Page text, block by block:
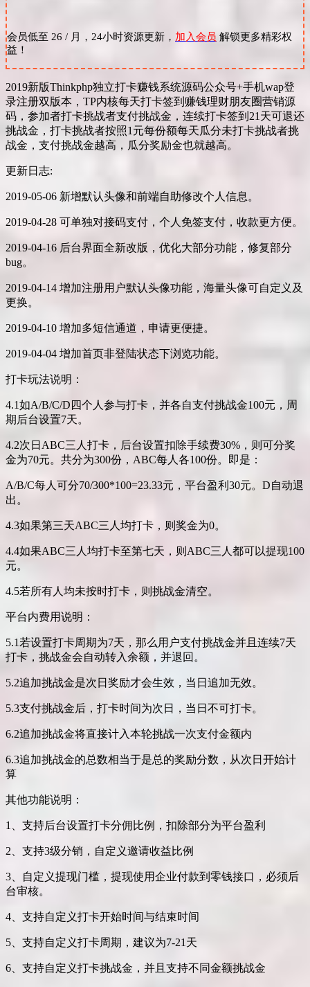
会员低至 26 / 月，24小时资源更新， 加入会员 解锁更多精彩权
益！
2019新版Thinkphp独立打卡赚钱系统源码公众号+手机wap登
录注册双版本，TP内核每天打卡签到赚钱理财朋友圈营销源
码，参加者打卡挑战者支付挑战金，连续打卡签到21天可退还
挑战金，打卡挑战者按照1元每份额每天瓜分未打卡挑战者挑
战金，支付挑战金越高，瓜分奖励金也就越高。
更新日志:
2019-05-06 新增默认头像和前端自助修改个人信息。
2019-04-28 可单独对接码支付，个人免签支付，收款更方便。
2019-04-16 后台界面全新改版，优化大部分功能，修复部分
bug。
2019-04-14 增加注册用户默认头像功能，海量头像可自定义及
更换。
2019-04-10 增加多短信通道，申请更便捷。
2019-04-04 增加首页非登陆状态下浏览功能。
打卡玩法说明：
4.1如A/B/C/D四个人参与打卡，并各自支付挑战金100元，周
期后台设置7天。
4.2次日ABC三人打卡，后台设置扣除手续费30%，则可分奖
金为70元。共分为300份，ABC每人各100份。即是：
A/B/C每人可分70/300*100=23.33元，平台盈利30元。D自动退
出。
4.3如果第三天ABC三人均打卡，则奖金为0。
4.4如果ABC三人均打卡至第七天，则ABC三人都可以提现100
元。
4.5若所有人均未按时打卡，则挑战金清空。
平台内费用说明：
5.1若设置打卡周期为7天，那么用户支付挑战金并且连续7天
打卡，挑战金会自动转入余额，并退回。
5.2追加挑战金是次日奖励才会生效，当日追加无效。
5.3支付挑战金后，打卡时间为次日，当日不可打卡。
6.2追加挑战金将直接计入本轮挑战一次支付金额内
6.3追加挑战金的总数相当于是总的奖励分数，从次日开始计
算
其他功能说明：
1、支持后台设置打卡分佣比例，扣除部分为平台盈利
2、支持3级分销，自定义邀请收益比例
3、自定义提现门槛，提现使用企业付款到零钱接口，必须后
台审核。
4、支持自定义打卡开始时间与结束时间
5、支持自定义打卡周期，建议为7-21天
6、支持自定义打卡挑战金，并且支持不同金额挑战金